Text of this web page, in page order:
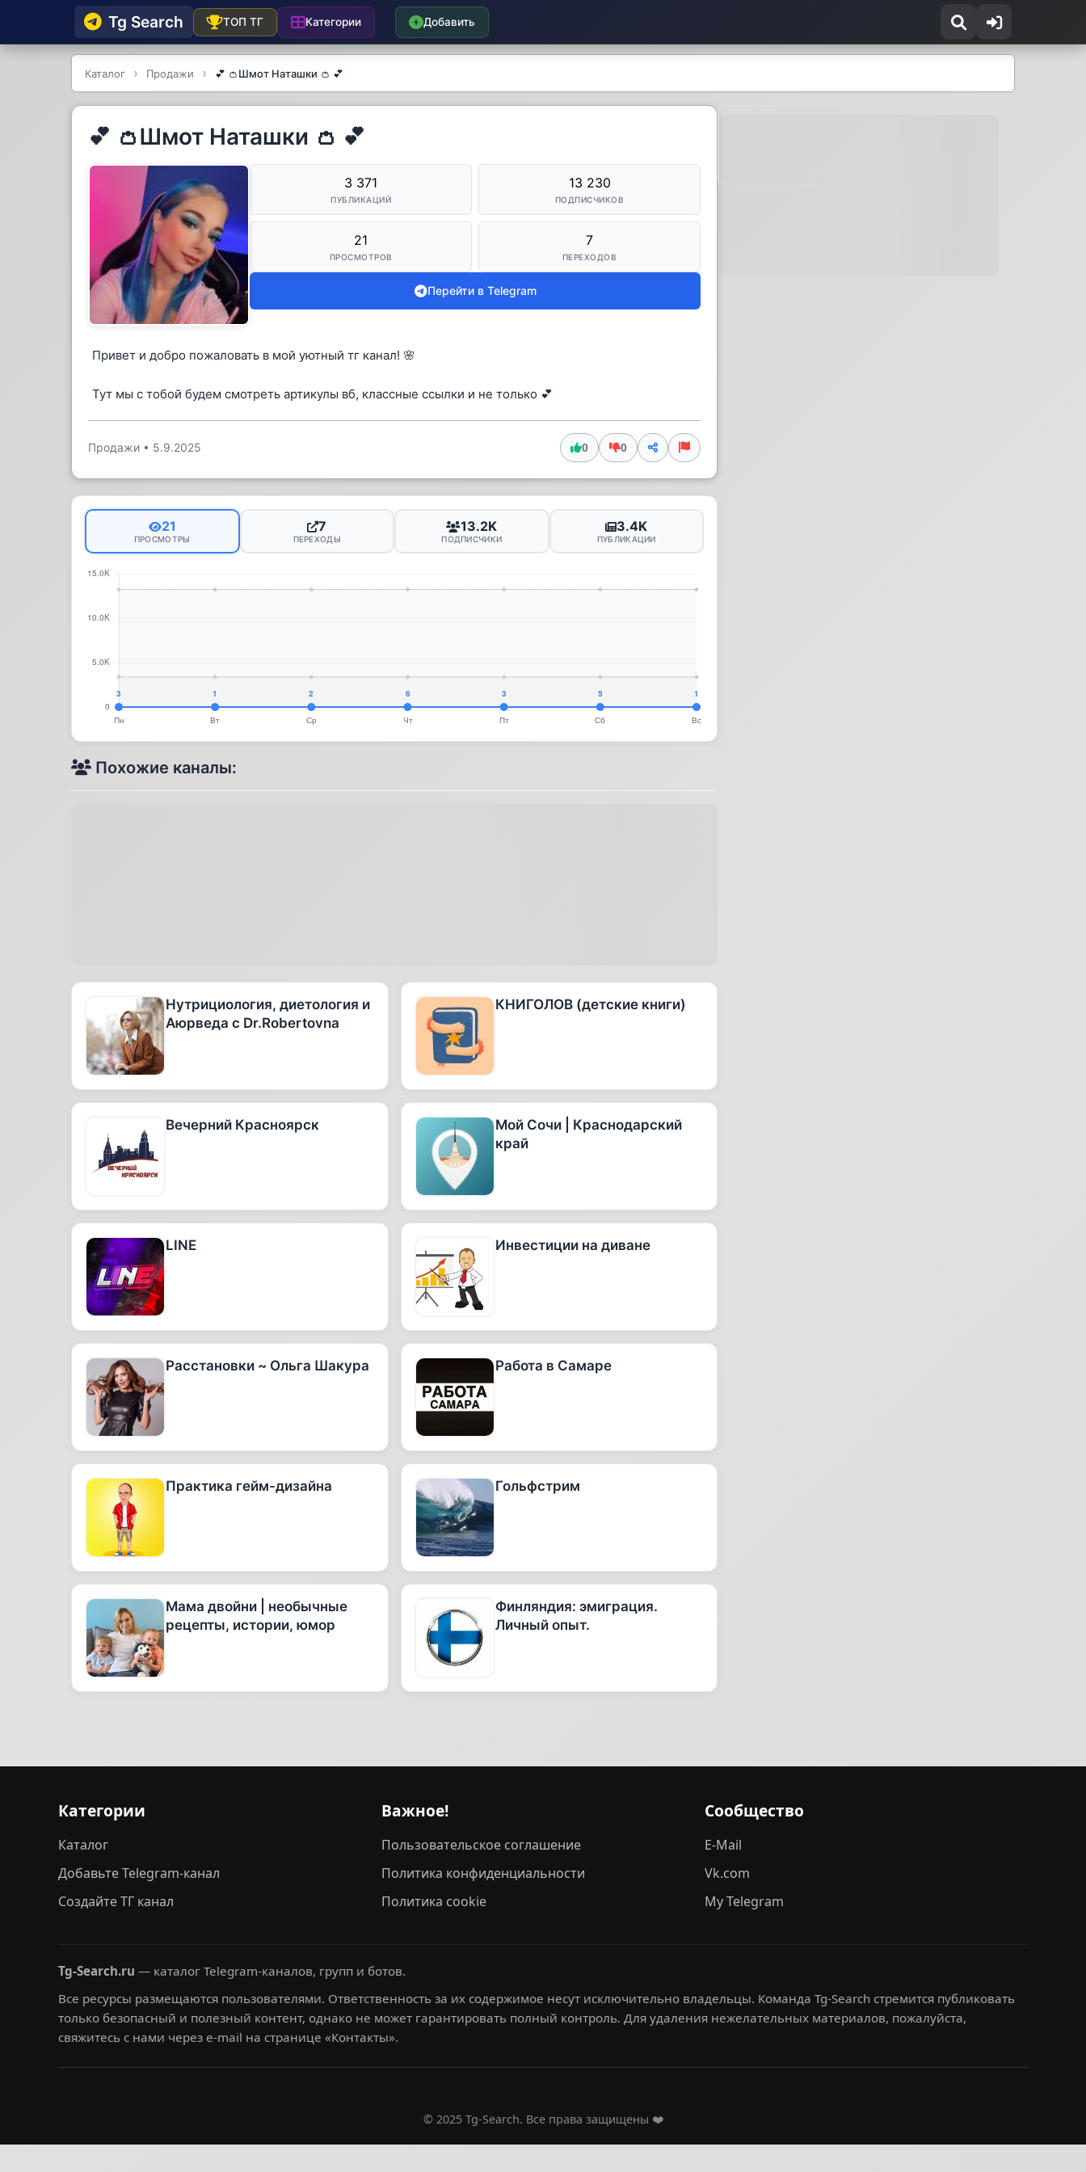
Tg Searсh ТОП ТГ Категории Добавить
Каталог Продажи 💕 👛Шмот Наташки 👛 💕
💕 👛Шмот Наташки 👛 💕
3 371
ПУБЛИКАЦИЙ
13 230
ПОДПИСЧИКОВ
21
ПРОСМОТРОВ
7
ПЕРЕХОДОВ
Перейти в Telegram
Привет и добро пожаловать в мой уютный тг канал! 🌸
Тут мы с тобой будем смотреть артикулы вб, классные ссылки и не только 💕
Продажи • 5.9.2025 0 0
21
ПРОСМОТРЫ
7
ПЕРЕХОДЫ
13.2K
ПОДПИСЧИКИ
3.4K
ПУБЛИКАЦИИ
Похожие каналы:
Нутрициология, диетология и
Аюрведа с Dr.Robertovna
КНИГОЛОВ (детские книги)
Вечерний Красноярск
Мой Сочи | Краснодарский
край
LINE Инвестиции на диване
Расстановки ~ Ольга Шакура Работа в Самаре
Практика гейм-дизайна Гольфстрим
Мама двойни | необычные
рецепты, истории, юмор
Финляндия: эмиграция.
Личный опыт.
Категории
Каталог
Добавьте Telegram-канал
Создайте ТГ канал
Важное!
Пользовательское соглашение
Политика конфиденциальности
Политика cookie
Сообщество
E-Mail
Vk.com
My Telegram
Tg-Search.ru — каталог Telegram-каналов, групп и ботов.
Все ресурсы размещаются пользователями. Ответственность за их содержимое несут исключительно владельцы. Команда Tg-Search стремится публиковать
только безопасный и полезный контент, однако не может гарантировать полный контроль. Для удаления нежелательных материалов, пожалуйста,
свяжитесь с нами через e-mail на странице «Контакты».
© 2025 Tg-Search. Все права защищены ❤️